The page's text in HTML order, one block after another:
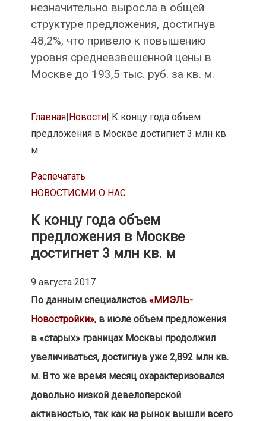
незначительно выросла в общей
структуре предложения, достигнув
48,2%, что привело к повышению
уровня средневзвешенной цены в
Москве до 193,5 тыс. руб. за кв. м.
Главная| Новости|
К концу года объем
предложения в Москве достигнет 3 млн кв.
м
Распечатать
НОВОСТИСМИ О НАС
К концу года объем
предложения в Москве
достигнет 3 млн кв. м
9 августа 2017
По данным специалистов «МИЭЛЬ-
Новостройки», в июле объем предложения
в «старых» границах Москвы продолжил
увеличиваться, достигнув уже 2,892 млн кв.
м. В то же время месяц охарактеризовался
довольно низкой девелоперской
активностью, так как на рынок вышли всего